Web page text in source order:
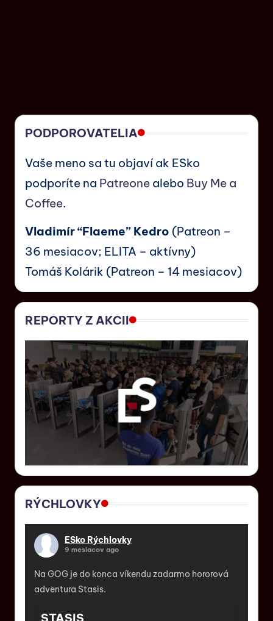
PODPOROVATELIA
Vaše meno sa tu objaví ak ESko
podporíte na Patreone alebo Buy Me a
Coffee.
Vladimír “Flaeme” Kedro (Patreon –
36 mesiacov; ELITA – aktívny)
Tomáš Kolárik (Patreon – 14 mesiacov)
REPORTY Z AKCII
RÝCHLOVKY
ESko Rýchlovky
9 mesiacov ago
Na GOG je do konca víkendu zadarmo hororová
adventura Stasis.